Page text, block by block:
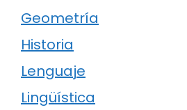
Geometría
Historia
Lenguaje
Lingüística